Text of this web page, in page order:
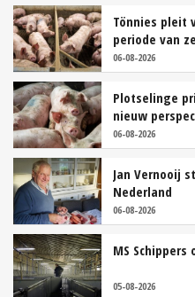
Tönnies pleit
periode van
06-08-2026
Plotselinge
nieuw
06-08-2026
Jan Vernooij
Nederland
06-08-2026
MS
05-08-2026